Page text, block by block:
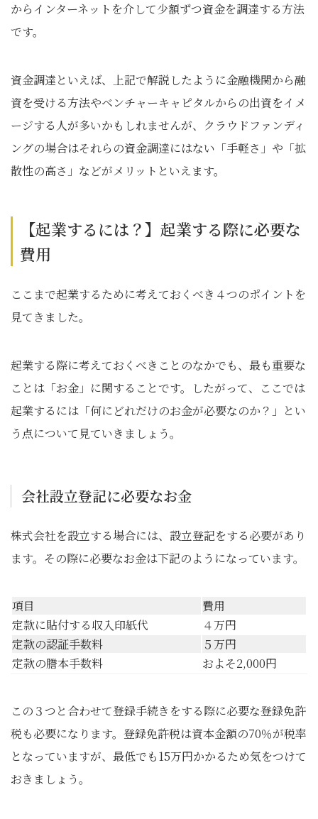
からインターネットを介して少額ずつ資金を調達する方法
です。
資金調達といえば、上記で解説したように金融機関から融
資を受ける方法やベンチャーキャピタルからの出資をイメ
ージする人が多いかもしれませんが、クラウドファンディ
ングの場合はそれらの資金調達にはない「手軽さ」や「拡
散性の高さ」などがメリットといえます。
【起業するには？】起業する際に必要な
費用
ここまで起業するために考えておくべき４つのポイントを
見てきました。
起業する際に考えておくべきことのなかでも、最も重要な
ことは「お金」に関することです。したがって、ここでは
起業するには「何にどれだけのお金が必要なのか？」とい
う点について見ていきましょう。
会社設立登記に必要なお金
株式会社を設立する場合には、設立登記をする必要があり
ます。その際に必要なお金は下記のようになっています。
項目
費用
定款に貼付する収入印紙代
４万円
定款の認証手数料
５万円
定款の謄本手数料
およそ2,000円
この３つと合わせて登録手続きをする際に必要な登録免許
税も必要になります。登録免許税は資本金額の70％が税率
となっていますが、最低でも15万円かかるため気をつけて
おきましょう。